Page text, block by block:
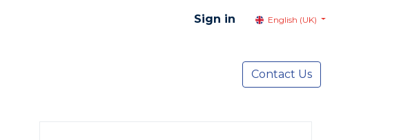
Sign in English (UK)
Social Advocacy Services
Contact Us